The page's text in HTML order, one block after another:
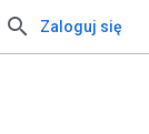
Zaloguj się